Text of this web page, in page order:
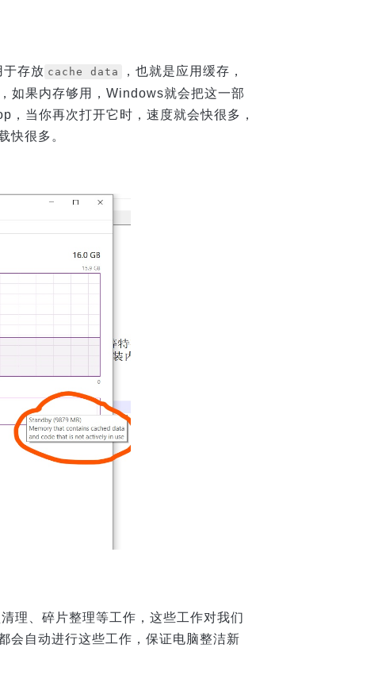
存放 cache data
，也就是应用缓存，
如果内存够用，Windows就会把这一部
当你再次打开它时，速度就会快很多，
快很多。
理、碎片整理等工作，这些工作对我们
会自动进行这些工作，保证电脑整洁新